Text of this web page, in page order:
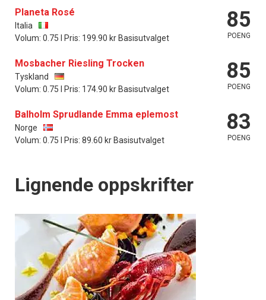
Planeta Rosé
Italia
Volum: 0.75 l Pris: 199.90 kr Basisutvalget
85
POENG
Mosbacher Riesling Trocken
Tyskland
Volum: 0.75 l Pris: 174.90 kr Basisutvalget
85
POENG
Balholm Sprudlande Emma eplemost
Norge
Volum: 0.75 l Pris: 89.60 kr Basisutvalget
83
POENG
Lignende oppskrifter